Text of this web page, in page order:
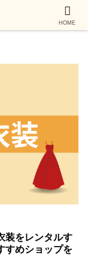
装をレンタルす
すめショップを
HOME